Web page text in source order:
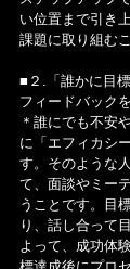
い位置まで引き
課題に取り組む
■２.「誰かに目
フィードバック
＊誰にでも不安
に「エフィカシ
す。そのような
て、面談やミー
うことです。目
り、話し合って
よって、成功体